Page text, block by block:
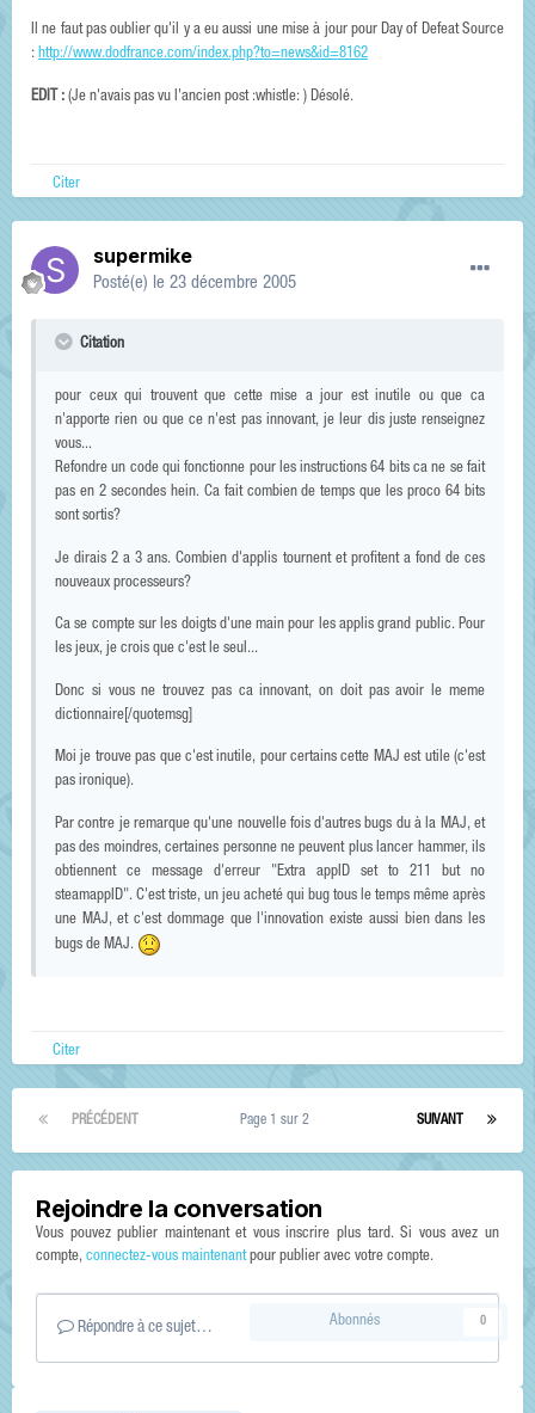
Il ne faut pas oublier qu'il y a eu aussi une mise à jour pour Day of Defeat Source
: http://www.dodfrance.com/index.php?to=news&id=8162
EDIT : (Je n'avais pas vu l'ancien post :whistle: ) Désolé.
Citer
supermike
Posté(e) le 23 décembre 2005
Citation
pour ceux qui trouvent que cette mise a jour est inutile ou que ca
n'apporte rien ou que ce n'est pas innovant, je leur dis juste renseignez
vous...
Refondre un code qui fonctionne pour les instructions 64 bits ca ne se fait
pas en 2 secondes hein. Ca fait combien de temps que les proco 64 bits
sont sortis?
Je dirais 2 a 3 ans. Combien d'applis tournent et profitent a fond de ces
nouveaux processeurs?
Ca se compte sur les doigts d'une main pour les applis grand public. Pour
les jeux, je crois que c'est le seul...
Donc si vous ne trouvez pas ca innovant, on doit pas avoir le meme
dictionnaire[/quotemsg]
Moi je trouve pas que c'est inutile, pour certains cette MAJ est utile (c'est
pas ironique).
Par contre je remarque qu'une nouvelle fois d'autres bugs du à la MAJ, et
pas des moindres, certaines personne ne peuvent plus lancer hammer, ils
obtiennent ce message d'erreur "Extra appID set to 211 but no
steamappID". C'est triste, un jeu acheté qui bug tous le temps même après
une MAJ, et c'est dommage que l'innovation existe aussi bien dans les
bugs de MAJ.
Citer
PRÉCÉDENT SUIVANT
Page 1 sur 2
Rejoindre la conversation
Vous pouvez publier maintenant et vous inscrire plus tard. Si vous avez un
compte, connectez-vous maintenantpour publier avec votre compte.
Répondre à ce sujet… Abonnés 0